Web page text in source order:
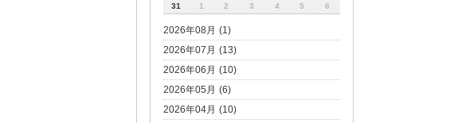
31
1 2 3 4 5 6
2026年08月 (1)
2026年07月 (13)
2026年06月 (10)
2026年05月 (6)
2026年04月 (10)